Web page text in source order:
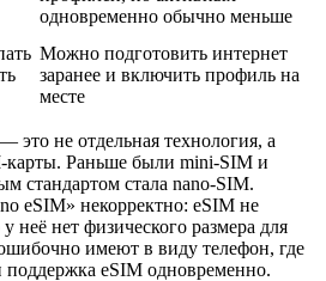
одновременно обычно меньше
Можно подготовить интернет
заранее и включить профиль на
месте
это не отдельная технология, а
карты. Раньше были mini-SIM и
стандартом стала nano-SIM.
eSIM» некорректно: eSIM не
неё нет физического размера для
имеют в виду телефон, где
поддержка eSIM одновременно.